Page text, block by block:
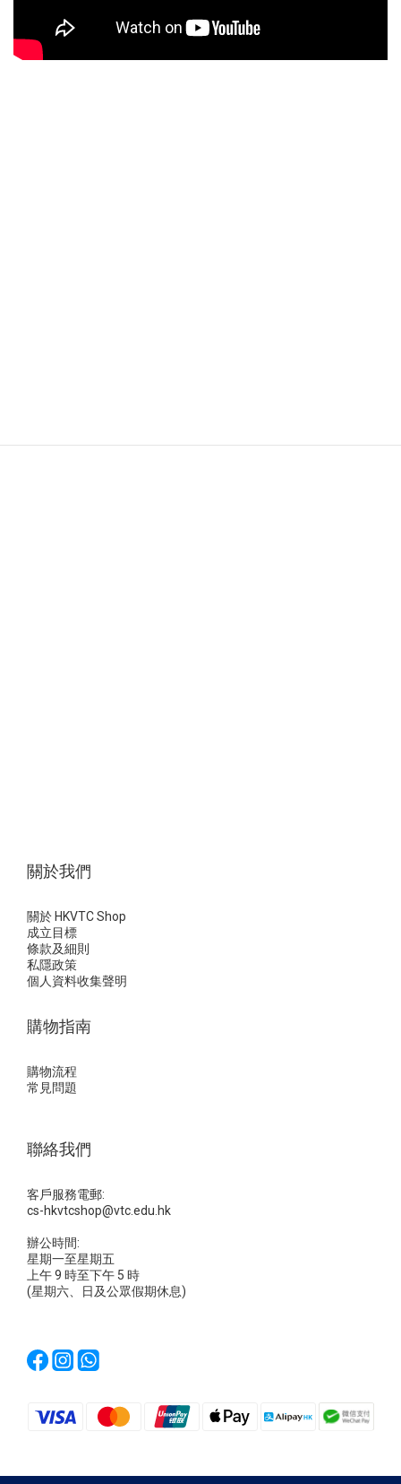
關於我們
關於 HKVTC Shop
成立目標
條款及細則
私隱政策
個人資料收集聲明
購物指南
購物流程
常見問題
聯絡我們
客戶服務電郵:
cs-hkvtcshop@vtc.edu.hk
辦公時間:
星期一至星期五
上午 9 時至下午 5 時
(星期六、日及公眾假期休息)